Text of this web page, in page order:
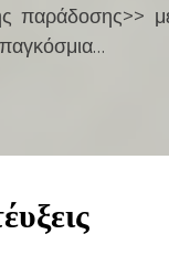
παράδοσης>>